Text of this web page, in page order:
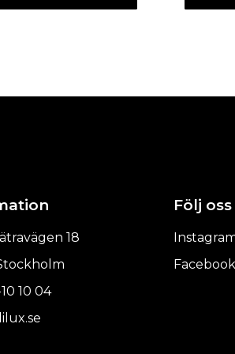
18
10 04
Följ oss
Facebook